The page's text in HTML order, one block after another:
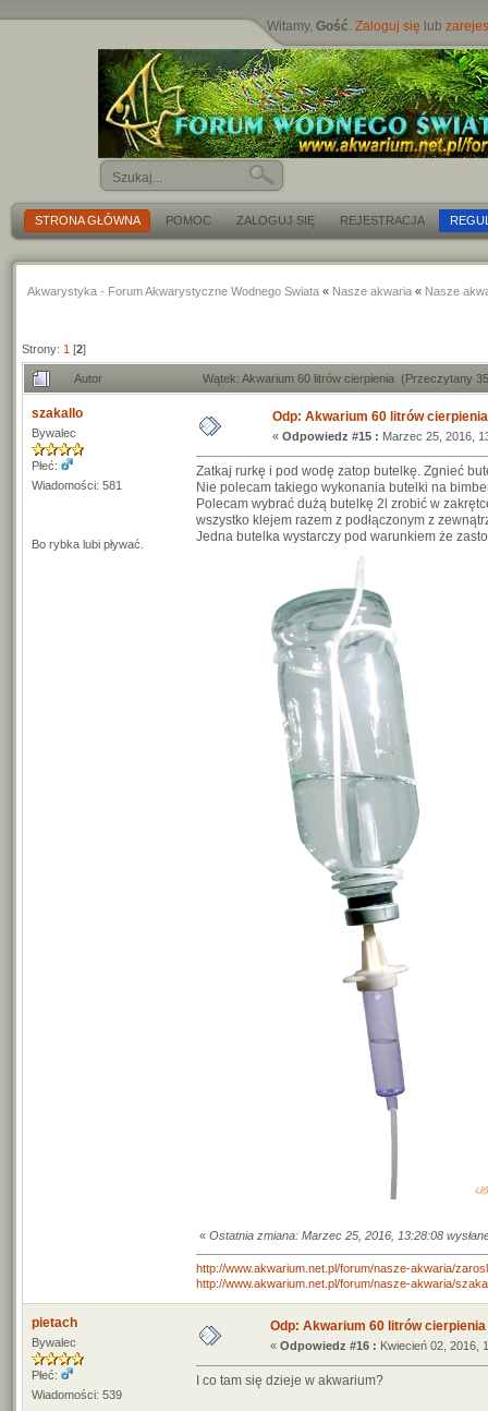
Witamy,Gość.Zaloguj się lub
STRONA GŁÓWNA POMOC ZALOGUJ SIĘ REJESTRACJA
Akwarystyka - Forum Akwarystyczne Wodnego Swiata « Nasze akwaria « Nasze
Strony: 1 [2]
Autor Wątek: Akwarium 60 litrów cierpienia (Przeczytany
szakallo
Bywalec
Płeć:
Wiadomości: 581
Bo rybka lubi pływać.
Odp: Akwarium 60 litrów cierpienia
« Odpowiedz #15 : Marzec 25, 2016,
Zatkaj rurkę i pod wodę zatop butelkę. Zgnieć
Nie polecam takiego wykonania butelki na
Polecam wybrać dużą butelkę 2l zrobić w
wszystko klejem razem z podłączonym z
Jedna butelka wystarczy pod warunkiem że
« Ostatnia zmiana: Marzec 25, 2016, 13:28:08
http://www.akwarium.net.pl/forum/nasze-akwaria/
http://www.akwarium.net.pl/forum/nasze-akwaria/
pietach
Bywalec
Płeć:
Wiadomości: 539
Odp: Akwarium 60 litrów cierpienia
« Odpowiedz #16 : Kwiecień 02, 2016,
I co tam się dzieje w akwarium?